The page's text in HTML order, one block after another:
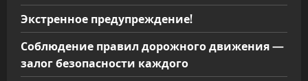
Экстренное предупреждение!
Соблюдение правил дорожного движения —
залог безопасности каждого